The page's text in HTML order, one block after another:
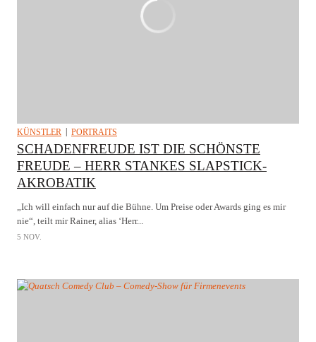
KÜNSTLER PORTRAITS
SCHADENFREUDE IST DIE SCHÖNSTE
FREUDE – HERR STANKES SLAPSTICK-
AKROBATIK
„Ich will einfach nur auf die Bühne. Um Preise oder Awards ging es mir
nie“, teilt mir Rainer, alias ‘Herr...
5 NOV.